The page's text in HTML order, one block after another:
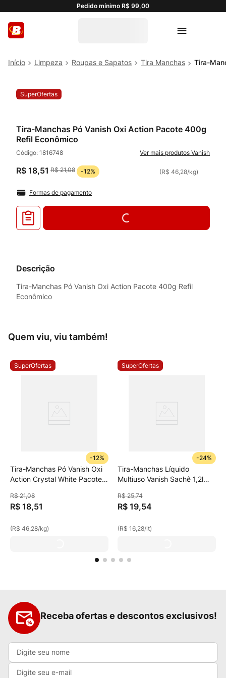
Pedido mínimo R$ 99,00
Limpeza Roupas e Sapatos Tira Manchas Tira-
SuperOfertas
Tira-Manchas Pó Vanish Oxi Action Pacote 400g
Refil Econômico
Código: 1816748 Vanish
R$ 18,51 R$ 21,08 -12% (R$ 46,28/kg)
Formas de pagamento
Descrição
Tira-Manchas Pó Vanish Oxi Action Pacote 400g Refil
Econômico
Quem viu, viu também!
SuperOfertas
-12%
Tira-Manchas Pó Vanish Oxi
Action Crystal White Pacote
R$ 21,08
R$ 18,51
(R$ 46,28/kg)
SuperOfertas
-24%
Tira-Manchas Líquido
Multiuso Vanish Sachê 1,2l
R$ 25,74
R$ 19,54
(R$ 16,28/lt)
Receba ofertas e descontos exclusivos!